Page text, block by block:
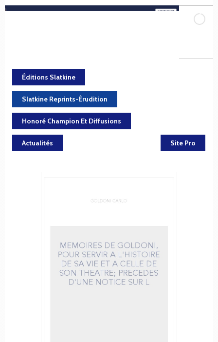
Éditions Slatkine
Slatkine Reprints-Érudition
Honoré Champion Et Diffusions
Actualités Site Pro